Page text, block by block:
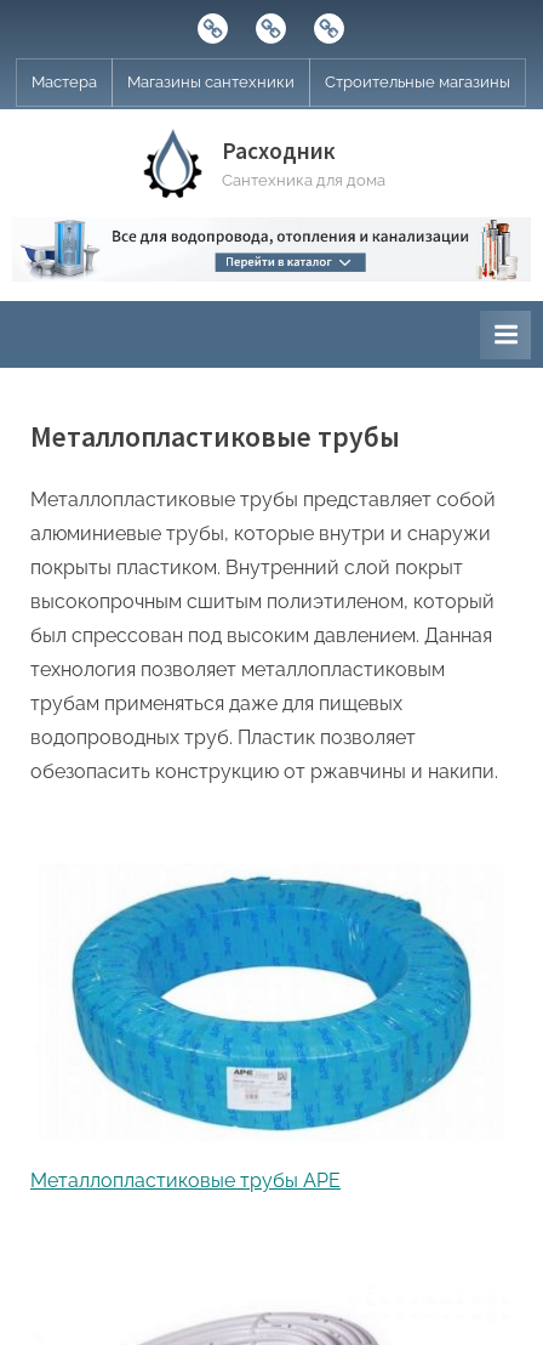
content
Строительные
магазины
МастераМагазины
сантехники
Мастера Магазины сантехники Строительные магазины
Расходник
Сантехника для дома
Металлопластиковые трубы
Металлопластиковые трубы представляет собой
алюминиевые трубы, которые внутри и снаружи
покрыты пластиком. Внутренний слой покрыт
высокопрочным сшитым полиэтиленом, который
был спрессован под высоким давлением. Данная
технология позволяет металлопластиковым
трубам применяться даже для пищевых
водопроводных труб. Пластик позволяет
обезопасить конструкцию от ржавчины и накипи.
Металлопластиковые трубы APE